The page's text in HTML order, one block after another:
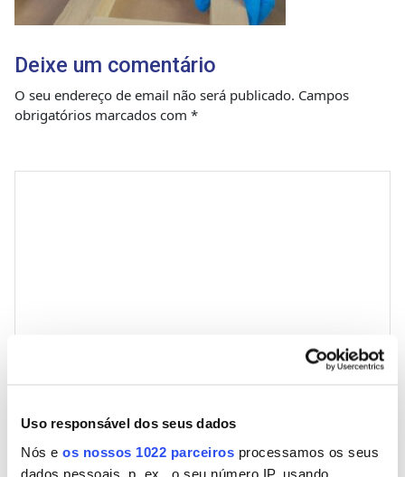
Uso responsável dos seus dados
Nós e os nossos 1022 parceiros processamos os seus
dados pessoais, p. ex., o seu número IP, usando
Deixe um comentário
O seu endereço de email não será publicado. Campos
obrigatórios marcados com *
Email